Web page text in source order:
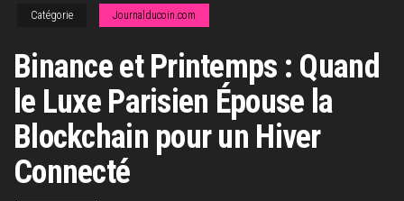
Catégorie Journalducoin.com
Binance et Printemps : Quand
le Luxe Parisien Épouse la
Blockchain pour un Hiver
Connecté